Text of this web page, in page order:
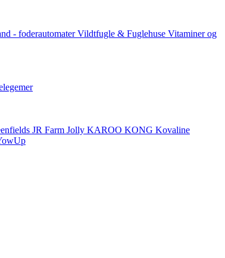
- foderautomater Vildtfugle & Fuglehuse Vitaminer og
JR Farm Jolly KAROO KONG Kovaline